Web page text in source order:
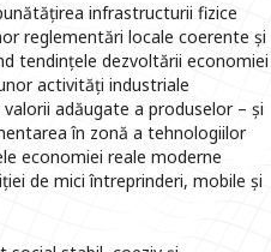
infrastructurii fizice
reglementări locale coerente și
tendințele dezvoltării economiei
activități industriale
adăugate a produselor – și
în zonă a tehnologiilor
economiei reale moderne
de mici întreprinderi, mobile și